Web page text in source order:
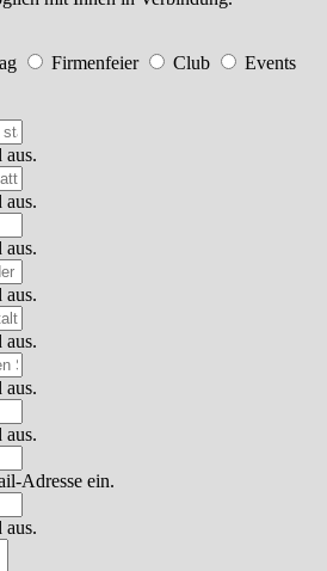
Firmenfeier Club
Events
aus.
aus.
aus.
aus.
aus.
aus.
aus.
Adresse ein.
aus.